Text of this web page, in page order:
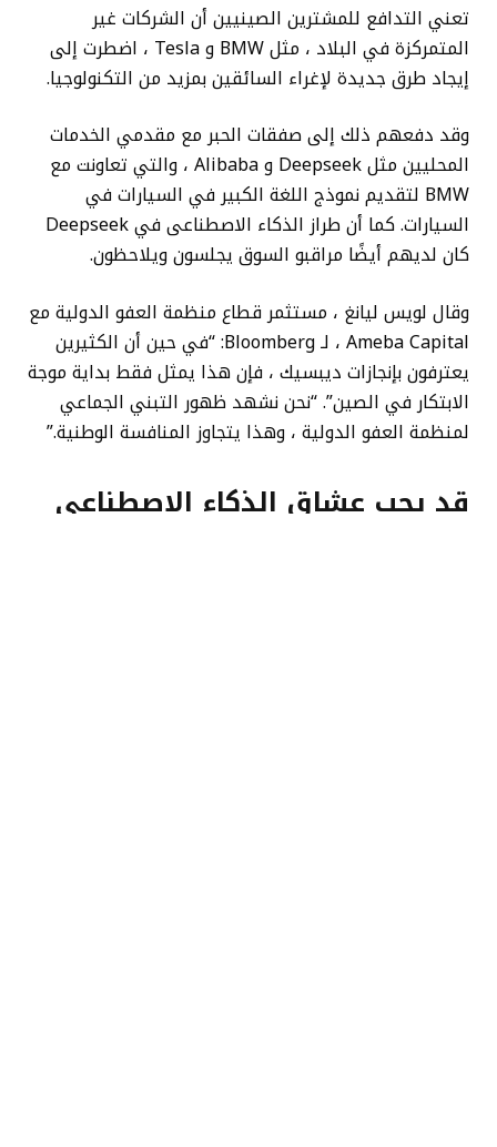
تعني التدافع للمشترين الصينيين أن الشركات غير
المتمركزة في البلاد ، مثل BMW و Tesla ، اضطرت إلى
إيجاد طرق جديدة لإغراء السائقين بمزيد من التكنولوجيا.
وقد دفعهم ذلك إلى صفقات الحبر مع مقدمي الخدمات
المحليين مثل Deepseek و Alibaba ، والتي تعاونت مع
BMW لتقديم نموذج اللغة الكبير في السيارات في
السيارات. كما أن طراز الذكاء الاصطناعى في Deepseek
كان لديهم أيضًا مراقبو السوق يجلسون ويلاحظون.
وقال لويس ليانغ ، مستثمر قطاع منظمة العفو الدولية مع
Ameba Capital ، لـ Bloomberg: “في حين أن الكثيرين
يعترفون بإنجازات ديبسيك ، فإن هذا يمثل فقط بداية موجة
الابتكار في الصين”. “نحن نشهد ظهور التبني الجماعي
لمنظمة العفو الدولية ، وهذا يتجاوز المنافسة الوطنية.”
قد يحب عشاق الذكاء الاصطناعى